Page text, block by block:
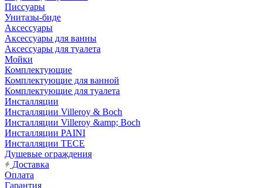
Писсуары
Унитазы-биде
Аксессуары
Аксессуары для ванны
Аксессуары для туалета
Мойки
Комплектующие
Комплектующие для ванной
Комплектующие для туалета
Инсталляции
Инсталляции Villeroy & Boch
Инсталляции Villeroy &amp; Boch
Инсталляции PAINI
Инсталляции TECE
Душевые ограждения
Доставка
Оплата
Гарантия